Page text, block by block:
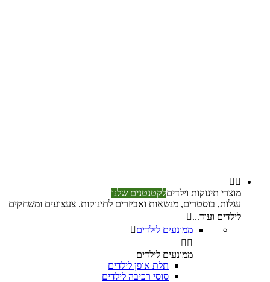
 
מוצרי תינוקות וילדיםלקטנטנים שלנו
עגלות, בוסטרים, מנשאות ואביזרים לתינוקות. צעצועים ומשחקים
לילדים ועוד...
ממונעים לילדים
 
ממונעים לילדים
תלת אופן לילדים
סוסי רכיבה לילדים